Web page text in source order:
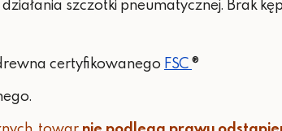
szczotki pneumatycznej. Brak
certyfikowanego FSC®